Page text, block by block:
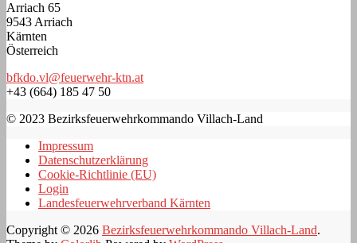
Arriach 65
9543 Arriach
Kärnten
Österreich
bfkdo.vl@feuerwehr-ktn.at
+43 (664) 185 47 50
© 2023 Bezirksfeuerwehrkommando Villach-Land
Impressum
Datenschutzerklärung
Cookie-Richtlinie (EU)
Login
Landesfeuerwehrverband Kärnten
Copyright © 2026 Bezirksfeuerwehrkommando Villach-Land.